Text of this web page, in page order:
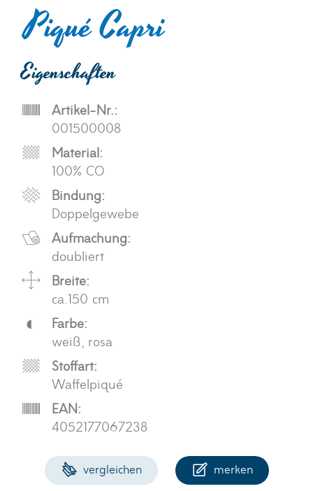
Piqué Capri
Eigenschaften
Artikel-Nr.:
001500008
Material:
100% CO
Bindung:
Doppelgewebe
Aufmachung:
doubliert
Breite:
ca.150 cm
Farbe:
weiß, rosa
Stoffart:
Waffelpiqué
EAN:
4052177067238
vergleichen merken